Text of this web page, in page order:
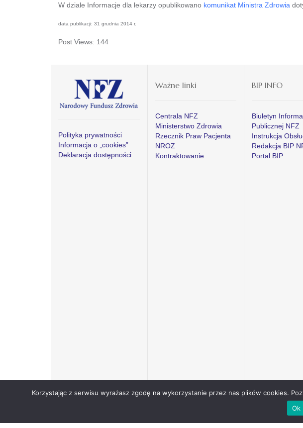
W dziale Informacje dla lekarzy opublikowano komunikat Ministra Zdrowia
data publikacji: 31 grudnia 2014 r.
Post Views: 144
Polityka prywatności
Informacja o „cookies”
Deklaracja dostępności
Ważne linki
Centrala NFZ
Ministerstwo Zdrowia
Rzecznik Praw Pacjenta
NROZ
Kontraktowanie
BIP INFO
Biuletyn
Publicznej NFZ
Instrukcja
Redakcja BIP
Portal BIP
Copyright © Narodowy Fundusz Zdrowia 2024.
Korzystając z serwisu wyrażasz zgodę na wykorzystanie przez nas plików cookies.
Ok